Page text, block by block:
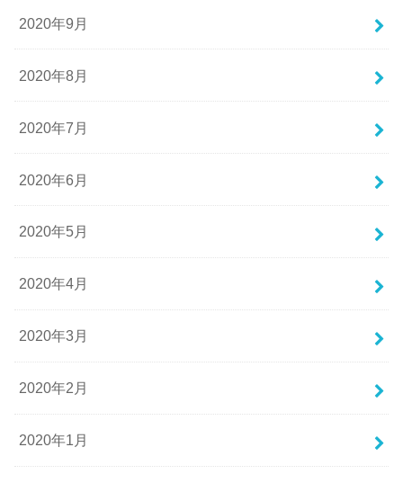
2020年9月
2020年8月
2020年7月
2020年6月
2020年5月
2020年4月
2020年3月
2020年2月
2020年1月